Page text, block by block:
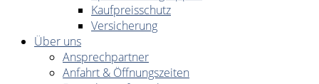
Kaufpreisschutz
Versicherung
Über uns
Ansprechpartner
Anfahrt & Öffnungszeiten